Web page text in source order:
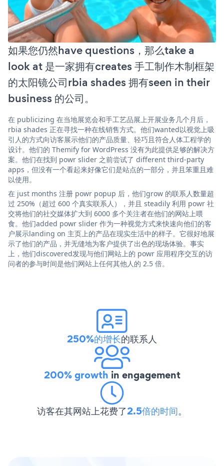
如果您仍然have questions，那么take a
look at 是一家拥有creates 手工制作木制框架
的太阳镜公司rbia shades 拥有seen in their
business 的公司。
在 publicizing 在当地展览会和手工艺品展上开展业务几个月后，
rbia shades 正在寻找一种在线销售方式。他们wanted以视觉上吸
引人的方式向访客展示他们的产品质量、轻巧且符合人体工程学的
设计。他们的 Themify for WordPress 没有为此提供足够的解决方
案。他们在找到 powr slider 之前尝试了 different third-party
apps，但没有一个看起来好像它们是站点的一部分，并且笨重且难
以使用。
在 just months 注册 powr popup 后，他们grow 的联系人数量超
过 250%（超过 600 个真实联系人），并且 steadily 利用 powr 社
交将他们的社交媒体扩大到 6000 多个关注者在他们的网站上喂
食。他们added powr slider 作为一种视觉方式来快速向他们的客
户展示landing on 主页上的产品在现实生活中的样子。它很好地展
示了他们的产品，并无缝地为客户提供了出色的现场体验。事实
上，他们discovered发现与他们网站上的 powr 应用程序交互的访
问者的参与时间是他们网站上任何其他人的 2.5 倍。
250%的增长的联系人
200% growth in engagement
访客在其网站上花费了2.5倍的时间。